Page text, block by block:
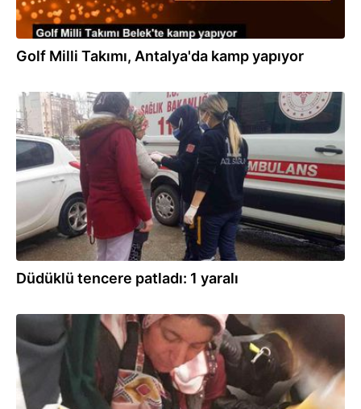
Golf Milli Takımı, Antalya'da kamp yapıyor
13.03.2022
Düdüklü tencere patladı: 1 yaralı
23.12.2021